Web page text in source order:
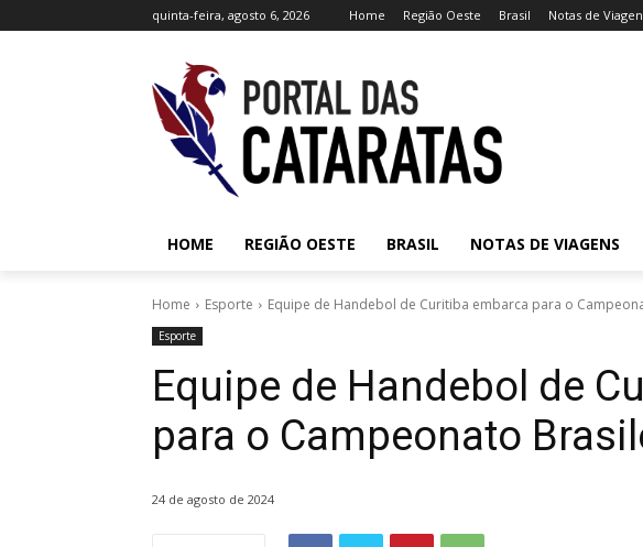
quinta-feira, agosto 6, 2026 Home Região Oeste Brasil Notas de
HOME REGIÃO OESTE BRASIL NOTAS DE VIAGENS
Home Esporte Equipe de Handebol de Curitiba embarca para o
Esporte
Equipe de Handebol de
para o Campeonato
24 de agosto de 2024